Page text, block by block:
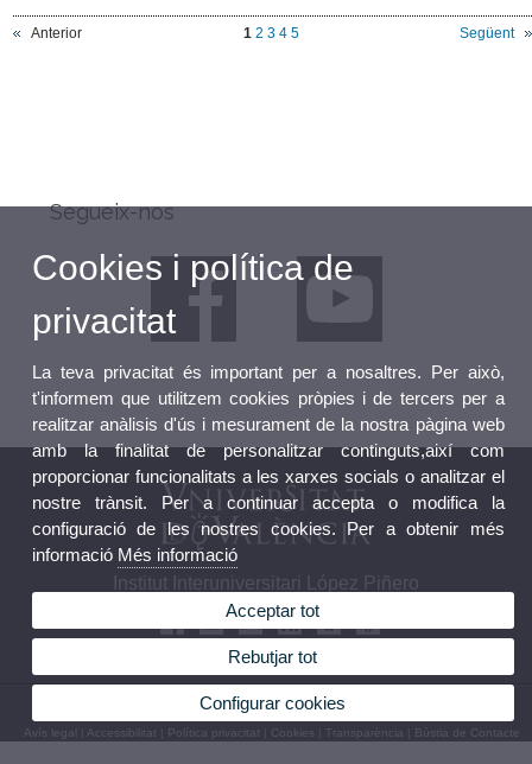
Anterior 1 2 3 4 5 Següent
Segueix-nos
Institut Interuniversitari López Piñero
© 2026 UV. - Plaça de Cisneros, 4. 46003 València. Telèfon: 96 3926229
Avís legal Accessibilitat Política privacitat Cookies Transparència Bùstia de Contacte
Cookies i política de
privacitat
La teva privacitat és important per a nosaltres. Per això,
t'informem que utilitzem cookies pròpies i de tercers per a
realitzar anàlisis d'ús i mesurament de la nostra pàgina web
amb la finalitat de personalitzar continguts,així com
proporcionar funcionalitats a les xarxes socials o analitzar el
nostre trànsit. Per a continuar accepta o modifica la
configuració de les nostres cookies. Per a obtenir més
informació Més informació
Acceptar tot
Rebutjar tot
Configurar cookies